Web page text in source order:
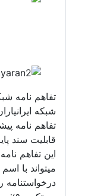
تفاهم نامه
شبکه
تفاهم نامه
قابلیت سند
این تفاهم
میتواند با